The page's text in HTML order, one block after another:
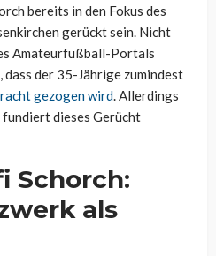
bereits in den Fokus des
gerückt sein. Nicht
Amateurfußball-Portals
der 35-Jährige zumindest
gezogen wird. Allerdings
dieses Gerücht
Schorch:
als